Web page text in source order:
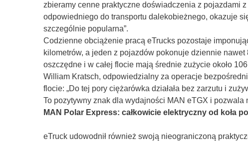
zbieramy cenne praktyczne doświadczenia z pojazdami
odpowiedniego do transportu dalekobieżnego, okazuje
szczególnie popularna”.
Codzienne obciążenie pracą eTrucks pozostaje
kilometrów, a jeden z pojazdów pokonuje dziennie
oszczędne i w całej flocie mają średnie zużycie około
William Kratsch, odpowiedzialny za operacje
flocie: „Do tej pory ciężarówka działała bez zarzutu i
To pozytywny znak dla wydajności MAN eTGX i pozwala
MAN Polar Express: całkowicie elektryczny od koła
eTruck udowodnił również swoją nieograniczoną